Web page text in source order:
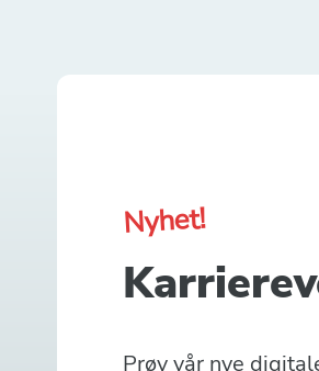
Nyhet!
Prøv vår nye